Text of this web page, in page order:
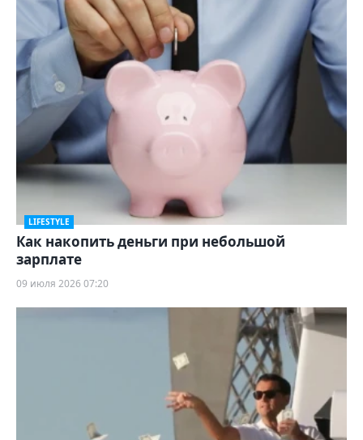
LIFESTYLE
Как накопить деньги при небольшой
зарплате
09 июля 2026 07:20